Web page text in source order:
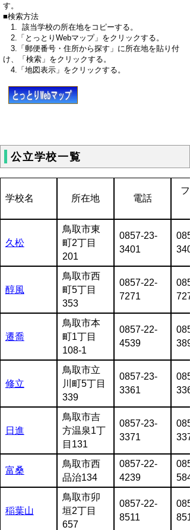
す。
■検索方法
1. 該当学校の所在地をコピーする。
2.「とっとりWebマップ」をクリックする。
3.「郵便番号・住所から探す」に所在地を貼り付
け、「検索」をクリックする。
4.「地図表示」をクリックする。
公立学校一覧
学校名 所在地 電話
久松
鳥取市東
町2丁目
201
0857-23-
3401
醇風
鳥取市西
町5丁目
353
0857-22-
7271
遷喬
鳥取市本
町1丁目
108-1
0857-22-
4539
修立
鳥取市立
川町5丁目
339
0857-23-
3361
日進
鳥取市吉
方温泉1丁
目131
0857-23-
3371
富桑
鳥取市西
品治134
0857-22-
4239
稲葉山
鳥取市卯
垣2丁目
657
0857-22-
8511